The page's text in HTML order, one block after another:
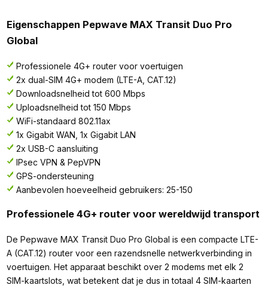
Eigenschappen Pepwave MAX Transit Duo Pro
Global
Professionele 4G+ router voor voertuigen
2x dual-SIM 4G+ modem (LTE-A, CAT.12)
Downloadsnelheid tot 600 Mbps
Uploadsnelheid tot 150 Mbps
WiFi-standaard 802.11ax
1x Gigabit WAN, 1x Gigabit LAN
2x USB-C aansluiting
IPsec VPN & PepVPN
GPS-ondersteuning
Aanbevolen hoeveelheid gebruikers: 25-150
Professionele 4G+ router voor wereldwijd transport
De Pepwave MAX Transit Duo Pro Global is een compacte LTE-
A (CAT.12) router voor een razendsnelle netwerkverbinding in
voertuigen. Het apparaat beschikt over 2 modems met elk 2
SIM-kaartslots, wat betekent dat je dus in totaal 4 SIM-kaarten